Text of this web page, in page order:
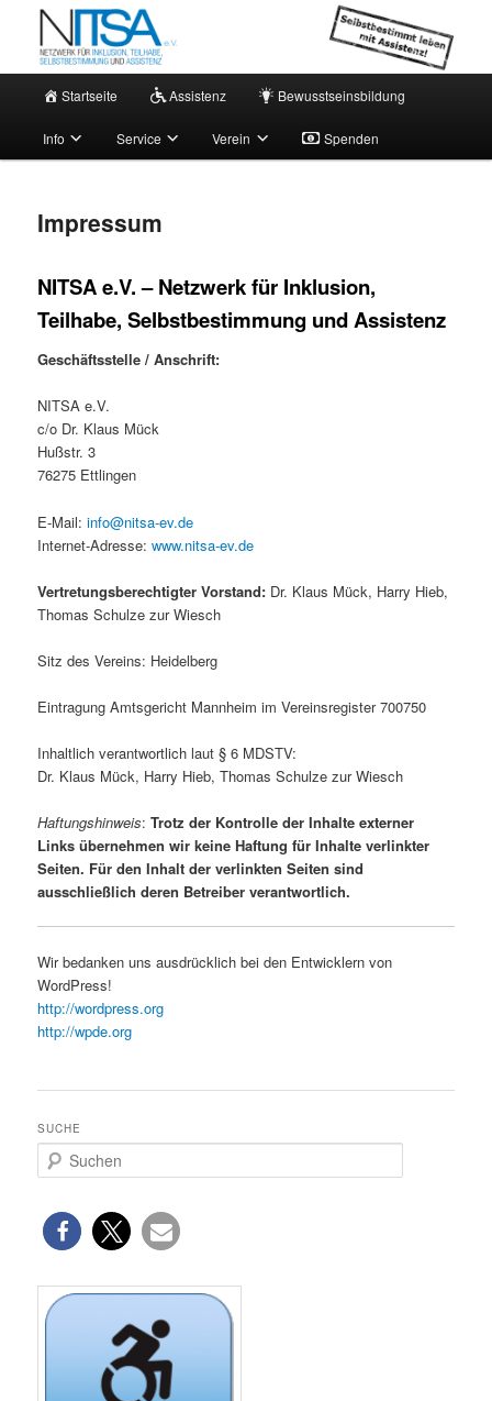
primären
springenNITSA e.V. – Aktuell
Netzwerk für persönliche Assistenz
HauptmenüStartseite Assistenz Bewusstseinsbildung
Info Service Verein Spenden
Impressum
NITSA e.V. –Netzwerk für Inklusion,
Teilhabe, Selbstbestimmung und Assistenz
Geschäftsstelle / Anschrift:
NITSA e.V.
c/o Dr. Klaus Mück
Hußstr. 3
76275 Ettlingen
E-Mail:info@nitsa-ev.de
Internet-Adresse:www.nitsa-ev.de
Vertretungsberechtigter Vorstand: Dr. Klaus Mück, Harry Hieb,
Thomas Schulze zur Wiesch
Sitz des Vereins: Heidelberg
Eintragung Amtsgericht Mannheim im Vereinsregister 700750
Inhaltlich verantwortlich laut § 6 MDSTV:
Dr. Klaus Mück, Harry Hieb, Thomas Schulze zur Wiesch
Haftungshinweis:Trotz der Kontrolle der Inhalte externer
Links übernehmen wir keine Haftung für Inhalte verlinkter
Seiten. Für den Inhalt der verlinkten Seiten sind
ausschließlich deren Betreiber verantwortlich.
Wir bedanken uns ausdrücklich bei den Entwicklern von
WordPress!
http://wordpress.org
http://wpde.org
SUCHE
u
e